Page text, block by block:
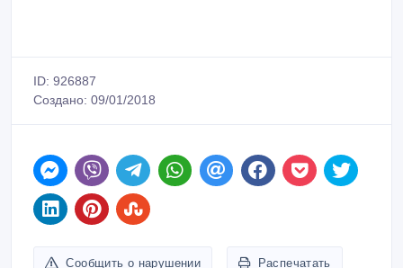
ID: 926887
Создано: 09/01/2018
Сообщить о нарушении Распечатать